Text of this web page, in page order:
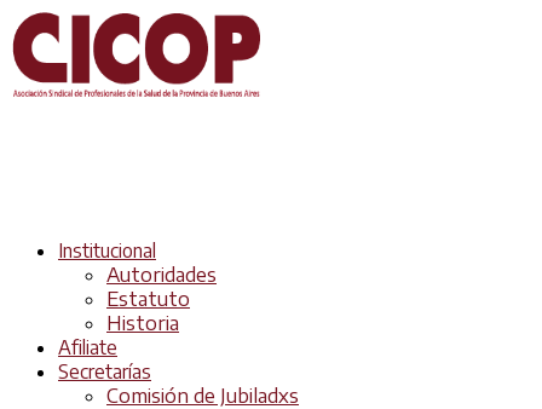
Institucional
Autoridades
Estatuto
Historia
Afiliate
Secretarías
Comisión de Jubiladxs